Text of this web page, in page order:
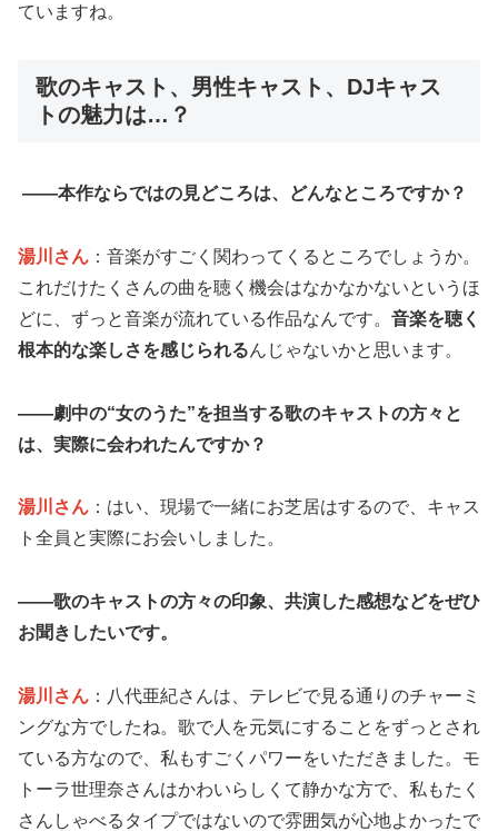
ていますね。
歌のキャスト、男性キャスト、DJキャス
トの魅力は…？
――本作ならではの見どころは、どんなところですか？
湯川さん ：音楽がすごく関わってくるところでしょうか。
これだけたくさんの曲を聴く機会はなかなかないというほ
どに、ずっと音楽が流れている作品なんです。 音楽を聴く
根本的な楽しさを感じられるんじゃないかと思います。
——劇中の“女のうた”を担当する歌のキャストの方々と
は、実際に会われたんですか？
湯川さん ：はい、現場で一緒にお芝居はするので、キャス
ト全員と実際にお会いしました。
——歌のキャストの方々の印象、共演した感想などをぜひ
お聞きしたいです。
湯川さん ：八代亜紀さんは、テレビで見る通りのチャーミ
ングな方でしたね。歌で人を元気にすることをずっとされ
ている方なので、私もすごくパワーをいただきました。モ
トーラ世理奈さんはかわいらしくて静かな方で、私もたく
さんしゃべるタイプではないので雰囲気が心地よかったで